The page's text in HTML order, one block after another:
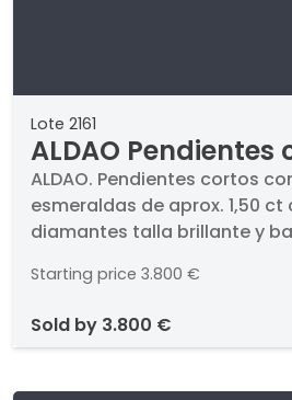
Lote 2161
ALDAO Pendientes
pareja de
1,50 ct cada una y
diamantes talla
baguette de aprox.
ALDAO. Pendientes cortos
esmeraldas de aprox. 1,50
diamantes talla brillante y
intenso color y alta
'ALDAO'.
Starting price 3.800 €
sold by 3.800 €